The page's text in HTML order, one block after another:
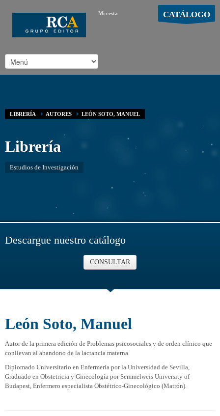
Mi cesta CATÁLOGO
LIBRERÍA AUTORES LEÓN SOTO, MANUEL
Librería
Estudios de Investigación
Descargue nuestro catálogo
CONSULTAR
León Soto, Manuel
Autor de la primera edición de Problemas psicosociales y de orden clínico que
conllevan al abandono de la lactancia materna.
Diplomado Universitario en Enfermería por la Universidad de Sevilla,
Graduado en Obstetricia y Ginecología por Semmelweis University of
Budapest, Enfermero especialista Obstétrico-Ginecológico (Matrón).